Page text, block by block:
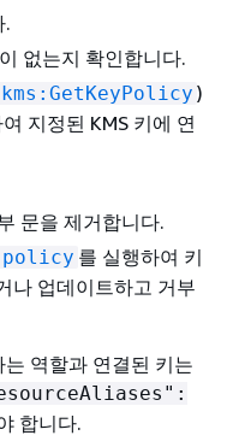
.
없는지 확인합니다.
kms:GetKeyPolicy )
지정된 KMS 키에 연
문을 제거합니다.
policy 를 실행하여 키
나 업데이트하고 거부
역할과 연결된 키는
합니다.